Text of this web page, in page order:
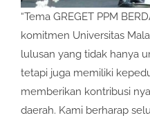
“Tema GREGET PPM
komitmen Universitas
lulusan yang tidak hanya
tetapi juga memiliki
memberikan kontribusi
daerah. Kami berharap